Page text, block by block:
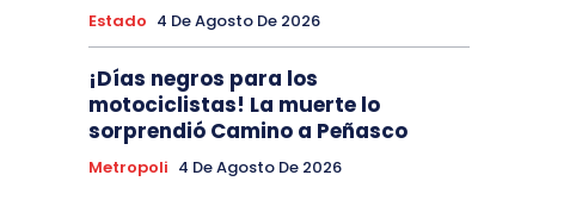
Estado 4 De Agosto De 2026
¡Días negros para los
motociclistas! La muerte lo
sorprendió Camino a Peñasco
Metropoli 4 De Agosto De 2026